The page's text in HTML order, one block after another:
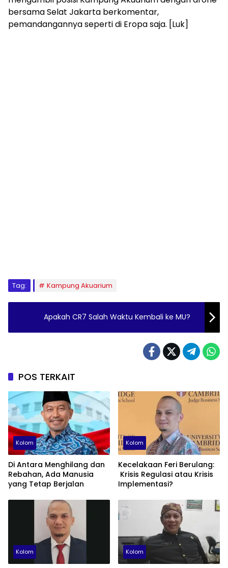
bersama Selat Jakarta berkomentar,
pemandangannya seperti di Eropa saja. [Luk]
Tag: Kampung Akuarium
Apakah CR7 Salah Waktu Kembali ke MU?
POS TERKAIT
Kolom
Di Antara Menghilang dan
Rebahan, Ada Manusia
yang Tetap Berjalan
Kolom
Kecelakaan Feri Berulang:
Krisis Regulasi atau Krisis
Implementasi?
Kolom Kolom